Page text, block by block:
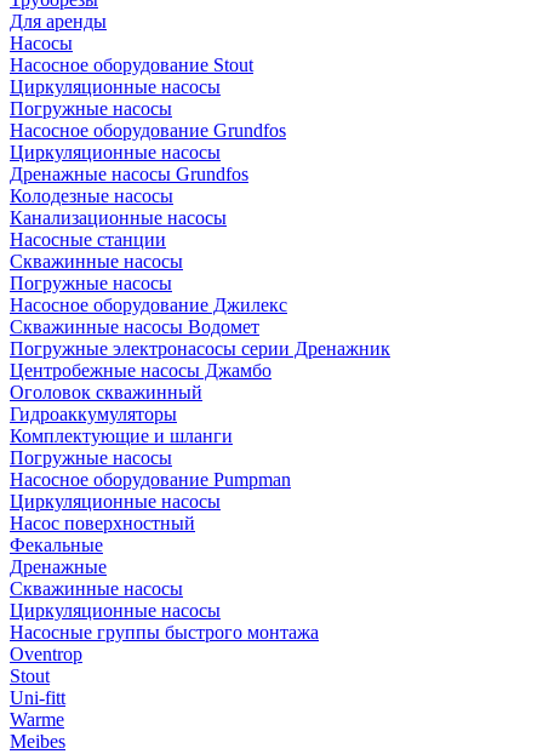
Для аренды
Насосы
Насосное оборудование Stout
Циркуляционные насосы
Погружные насосы
Насосное оборудование Grundfos
Циркуляционные насосы
Дренажные насосы Grundfos
Колодезные насосы
Канализационные насосы
Насосные станции
Скважинные насосы
Погружные насосы
Насосное оборудование Джилекс
Скважинные насосы Водомет
Погружные электронасосы серии Дренажник
Центробежные насосы Джамбо
Оголовок скважинный
Гидроаккумуляторы
Комплектующие и шланги
Погружные насосы
Насосное оборудование Pumpman
Циркуляционные насосы
Насос поверхностный
Фекальные
Дренажные
Скважинные насосы
Циркуляционные насосы
Насосные группы быстрого монтажа
Oventrop
Stout
Uni-fitt
Warme
Meibes